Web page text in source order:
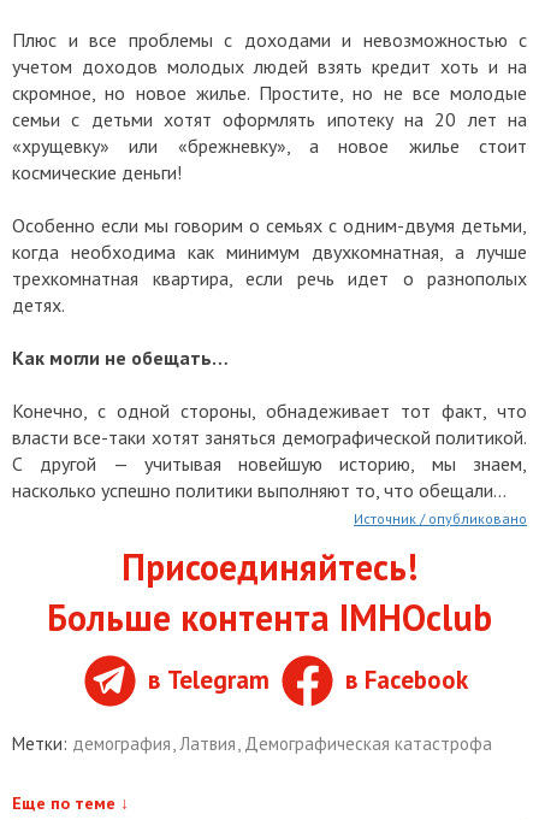
Плюс и все проблемы с доходами и невозможностью с
учетом доходов молодых людей взять кредит хоть и на
скромное, но новое жилье. Простите, но не все молодые
семьи с детьми хотят оформлять ипотеку на 20 лет на
«хрущевку» или «брежневку», а новое жилье стоит
космические деньги!
Особенно если мы говорим о семьях с одним-двумя детьми,
когда необходима как минимум двухкомнатная, а лучше
трехкомнатная квартира, если речь идет о разнополых
детях.
Как могли не обещать…
Конечно, с одной стороны, обнадеживает тот факт, что
власти все-таки хотят заняться демографической политикой.
С другой — учитывая новейшую историю, мы знаем,
насколько успешно политики выполняют то, что обещали…
Источник / опубликовано
Присоединяйтесь!
Больше контента IMHOclub
в Telegram в Facebook
Метки: демография Латвия Демографическая катастрофа
Еще по теме ↓